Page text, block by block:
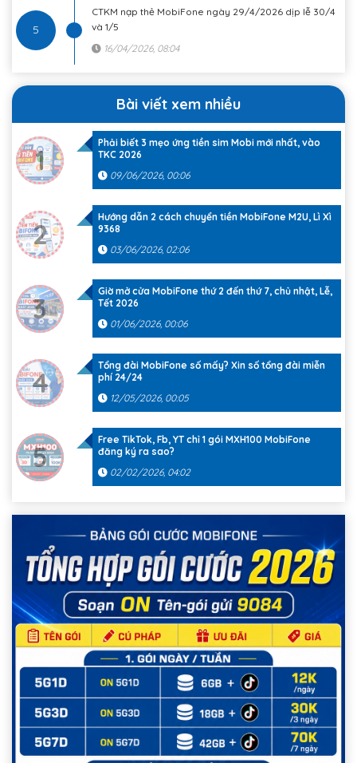
5
CTKM nạp thẻ MobiFone ngày 29/4/2026 dịp lễ 30/4
và 1/5
16/04/2026, 08:04
Bài viết xem nhiều
1
Phải biết 3 mẹo ứng tiền sim Mobi mới nhất, vào
TKC 2026
09/06/2026, 00:06
2
Hướng dẫn 2 cách chuyển tiền MobiFone M2U, Lì Xì
9368
03/06/2026, 02:06
3
Giờ mở cửa MobiFone thứ 2 đến thứ 7, chủ nhật, Lễ,
Tết 2026
01/06/2026, 00:06
4
Tổng đài MobiFone số mấy? Xin số tổng đài miễn
phí 24/24
12/05/2026, 00:05
5
Free TikTok, Fb, YT chỉ 1 gói MXH100 MobiFone
đăng ký ra sao?
02/02/2026, 04:02